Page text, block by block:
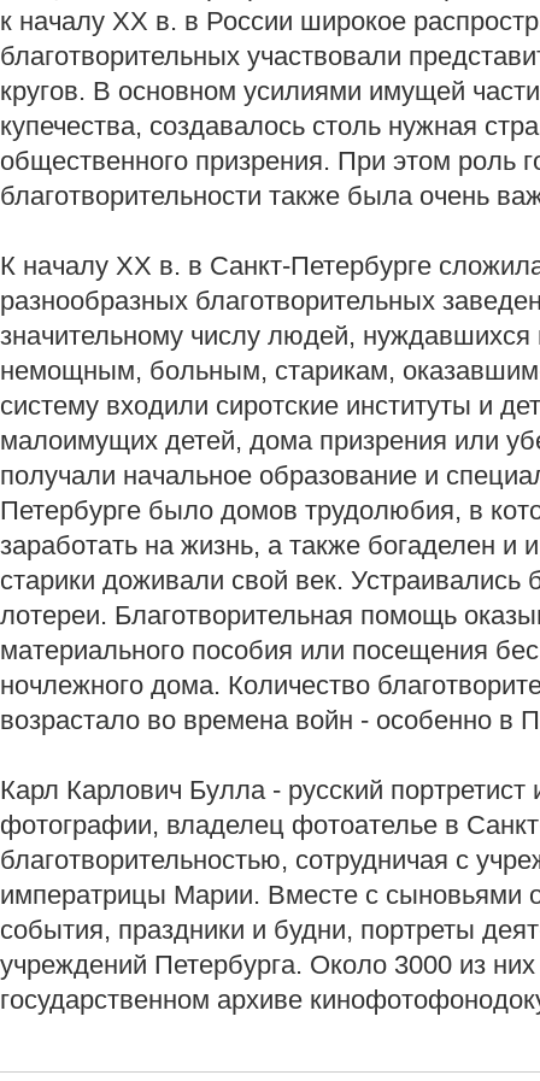
к началу XX в. в России широкое
благотворительных участвовали
кругов. В основном усилиями имущей
купечества, создавалось столь нужная
общественного призрения. При этом роль
благотворительности также была очень
К началу XX в. в Санкт-Петербурге
разнообразных благотворительных
значительному числу людей,
немощным, больным, старикам,
систему входили сиротские институты и
малоимущих детей, дома призрения или
получали начальное образование и
Петербурге было домов трудолюбия, в
заработать на жизнь, а также богаделен
старики доживали свой век. Устраивались
лотереи. Благотворительная помощь
материального пособия или посещения
ночлежного дома. Количество
возрастало во времена войн - особенно в
Карл Карлович Булла - русский
фотографии, владелец фотоателье в
благотворительностью, сотрудничая с
императрицы Марии. Вместе с сыновьями
события, праздники и будни, портреты
учреждений Петербурга. Около 3000 из
государственном архиве